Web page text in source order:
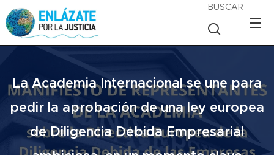
BUSCAR
La Academia Internacional se une para
pedir la aprobación de una ley europea
de Diligencia Debida Empresarial